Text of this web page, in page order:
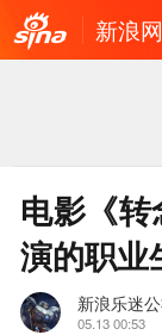
新浪网
电影《
演的职业
新浪乐迷
05.13 00:53